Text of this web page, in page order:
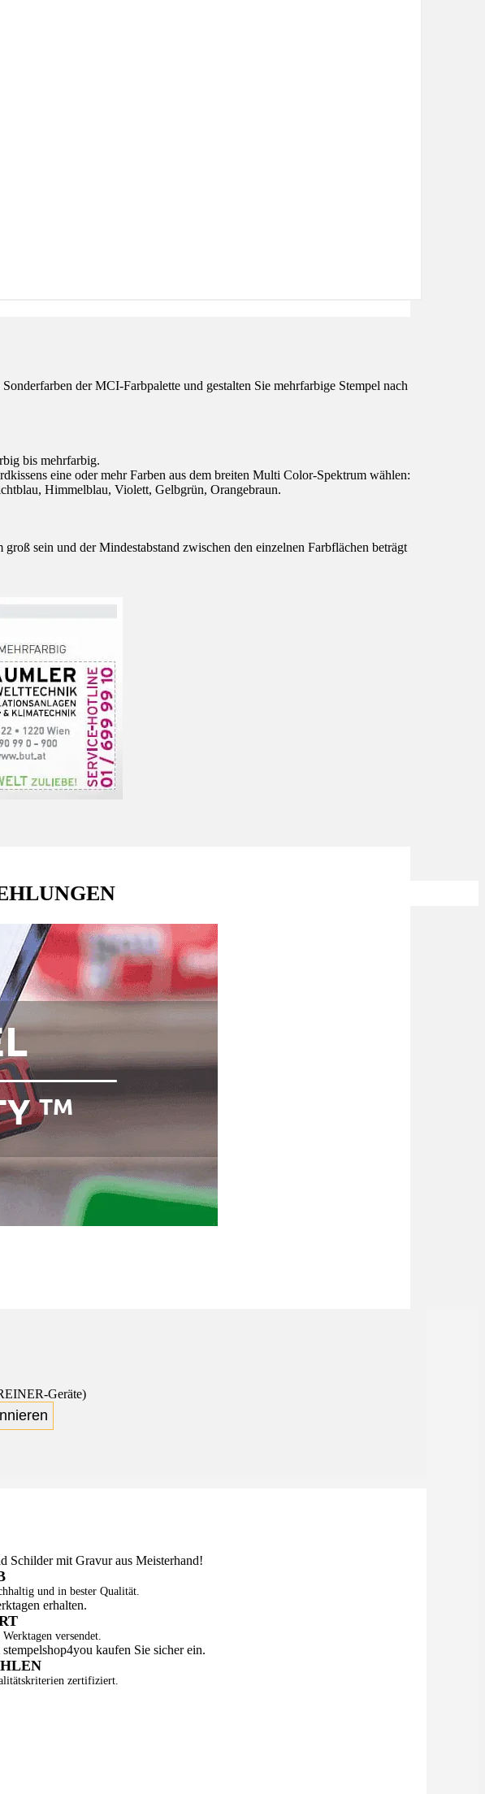
der MCI-Farbpalette und gestalten Sie mehrfarbige Stempel nach
bis mehrfarbig.
eine oder mehr Farben aus dem breiten Multi Color-Spektrum wählen:
Himmelblau, Violett, Gelbgrün, Orangebraun.
sein und der Mindestabstand zwischen den einzelnen Farbflächen beträgt
Geräte)
und in bester Qualität.
versendet.
zertifiziert.